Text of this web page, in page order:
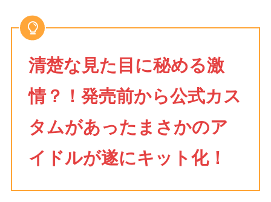
清楚な見た目に秘める激
情？！発売前から公式カス
タムがあったまさかのア
イドルが遂にキット化！